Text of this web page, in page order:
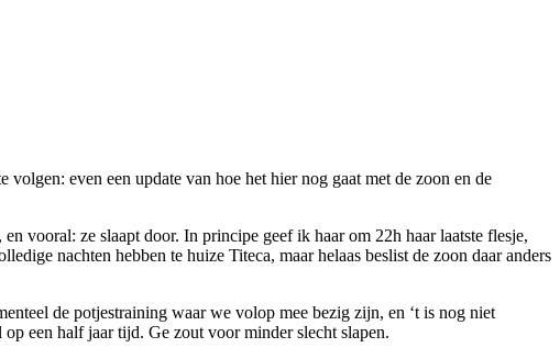
even een update van hoe het hier nog gaat met de zoon en de
vooral: ze slaapt door. In principe geef ik haar om 22h haar laatste flesje,
nachten hebben te huize Titeca, maar helaas beslist de zoon daar anders
de potjestraining waar we volop mee bezig zijn, en ‘t is nog niet
een half jaar tijd. Ge zout voor minder slecht slapen.